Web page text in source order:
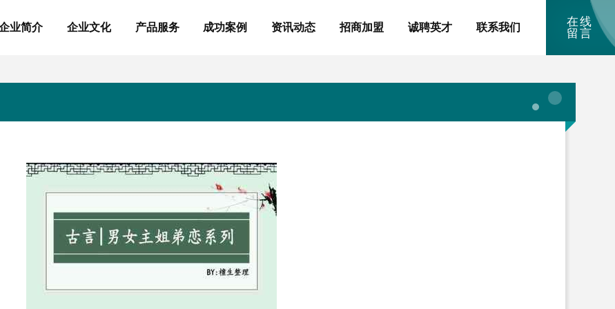
业简介 企业文化 产品服务 成功案例 资讯动态 招商加盟 诚聘英才 联系我们
在线
留言